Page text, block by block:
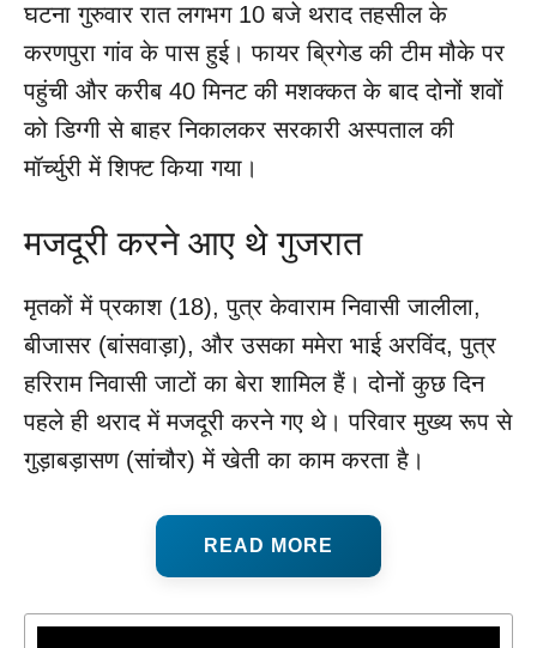
घटना गुरुवार रात लगभग 10 बजे थराद तहसील के
करणपुरा गांव के पास हुई। फायर ब्रिगेड की टीम मौके पर
पहुंची और करीब 40 मिनट की मशक्कत के बाद दोनों शवों
को डिग्गी से बाहर निकालकर सरकारी अस्पताल की
मॉर्च्युरी में शिफ्ट किया गया।
मजदूरी करने आए थे गुजरात
मृतकों में प्रकाश (18), पुत्र केवाराम निवासी जालीला,
बीजासर (बांसवाड़ा), और उसका ममेरा भाई अरविंद, पुत्र
हरिराम निवासी जाटों का बेरा शामिल हैं। दोनों कुछ दिन
पहले ही थराद में मजदूरी करने गए थे। परिवार मुख्य रूप से
गुड़ाबड़ासण (सांचौर) में खेती का काम करता है।
READ MORE